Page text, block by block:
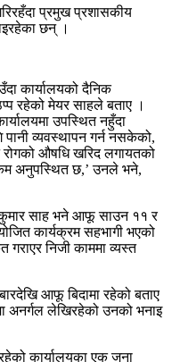
प्रमुख प्रशासकीय
छन् ।
कार्यालयको दैनिक
रहेको मेयर साहले बताए ।
उपस्थित नहुँदा
पानी व्यवस्थापन गर्न नसकेको,
औषधि खरिद लगायतको
अनुपस्थित छ,’ उनले भने,
साह भने आफू साउन ११ र
कार्यक्रम सहभागी भएको
निजी काममा व्यस्त
आफू बिदामा रहेको बताए
अनर्गल लेखिरहेको उनको भनाइ
कार्यालयका एक जना